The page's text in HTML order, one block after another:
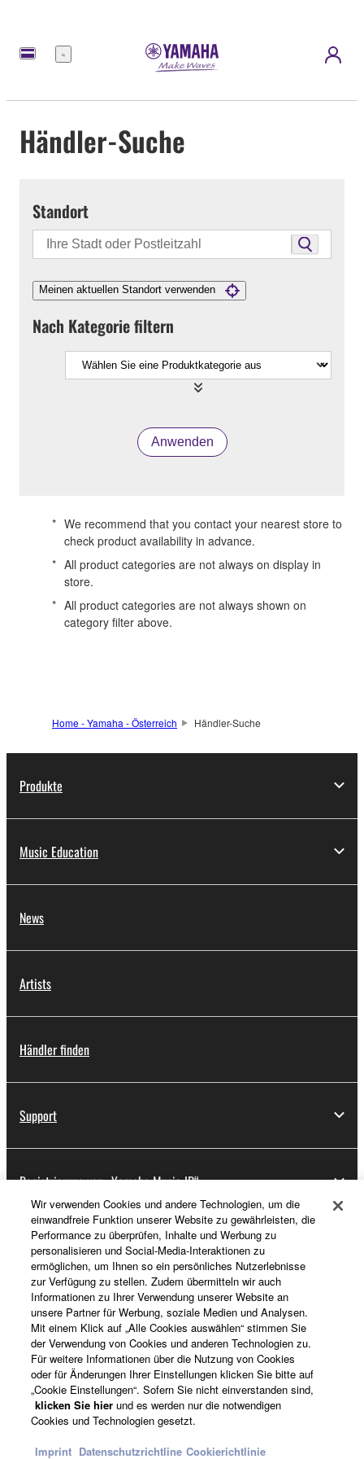
Menü
Händler-Suche
Standort
Meinen aktuellen Standort verwenden
Nach Kategorie filtern
Anwenden
* We recommend that you contact your nearest store to
check product availability in advance.
* All product categories are not always on display in
store.
* All product categories are not always shown on
category filter above.
Home - Yamaha - Österreich Händler-Suche
Produkte
Music Education
News
Artists
Händler finden
Support
Registrierung von „Yamaha Music ID“
Über Yamaha
Österreich - German
Business
Wir verwenden Cookies und andere Technologien, um die
einwandfreie Funktion unserer Website zu gewährleisten, die
Performance zu überprüfen, Inhalte und Werbung zu
personalisieren und Social-Media-Interaktionen zu
ermöglichen, um Ihnen so ein persönliches Nutzerlebnisse
zur Verfügung zu stellen. Zudem übermitteln wir auch
Informationen zu Ihrer Verwendung unserer Website an
unsere Partner für Werbung, soziale Medien und Analysen.
Mit einem Klick auf „Alle Cookies auswählen“ stimmen Sie
der Verwendung von Cookies und anderen Technologien zu.
Für weitere Informationen über die Nutzung von Cookies
oder für Änderungen Ihrer Einstellungen klicken Sie bitte auf
„Cookie Einstellungen“. Sofern Sie nicht einverstanden sind,
klicken Sie hier und es werden nur die notwendigen
Cookies und Technologien gesetzt.
Imprint Datenschutzrichtline Cookierichtlinie